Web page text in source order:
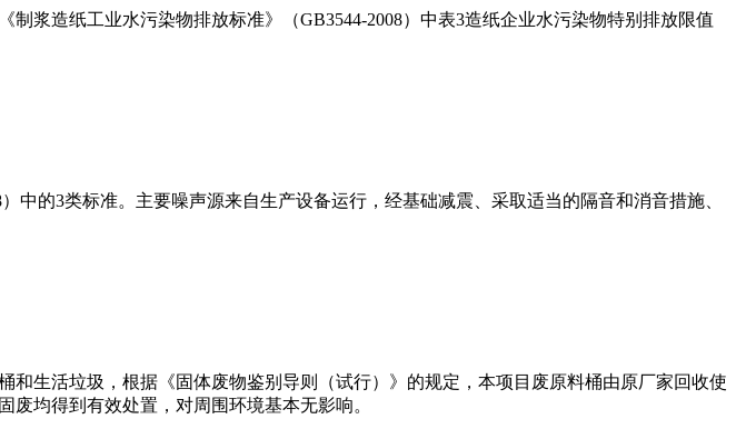
浆造纸工业水污染物排放标准》（GB3544-2008）中表3造纸企业水污染物特别排放限值
的3类标准。主要噪声源来自生产设备运行，经基础减震、采取适当的隔音和消音措施、
生活垃圾，根据《固体废物鉴别导则（试行）》的规定，本项目废原料桶由原厂家回收使
均得到有效处置，对周围环境基本无影响。